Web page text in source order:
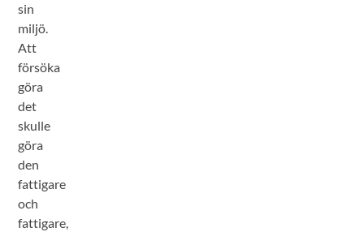
sin
miljö.
Att
försöka
göra
det
skulle
göra
den
fattigare
och
fattigare,